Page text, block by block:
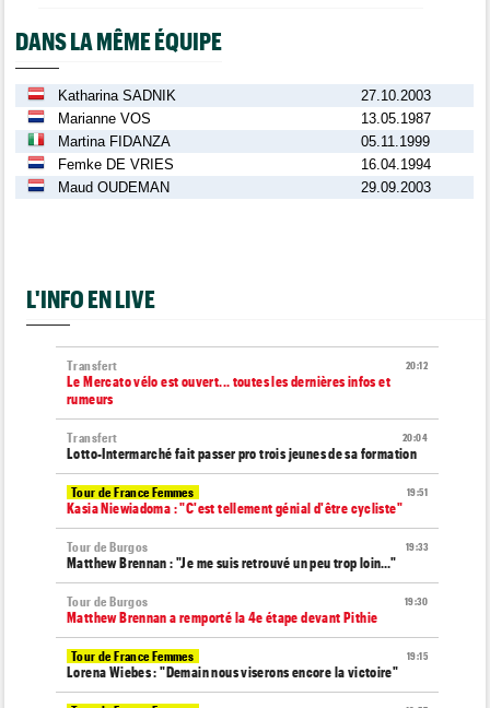
DANS LA MÊME ÉQUIPE
Katharina SADNIK
27.10.2003
Marianne VOS
13.05.1987
Martina FIDANZA
05.11.1999
Femke DE VRIES
16.04.1994
Maud OUDEMAN
29.09.2003
L'INFO EN LIVE
20:12
Transfert
Le Mercato vélo est ouvert... toutes les dernières infos et
rumeurs
20:04
Transfert
Lotto-Intermarché fait passer pro trois jeunes de sa formation
19:51
Tour de France Femmes
Kasia Niewiadoma : "C'est tellement génial d'être cycliste"
19:33
Tour de Burgos
Matthew Brennan : "Je me suis retrouvé un peu trop loin…"
19:30
Tour de Burgos
Matthew Brennan a remporté la 4e étape devant Pithie
19:15
Tour de France Femmes
Lorena Wiebes : "Demain nous viserons encore la victoire"